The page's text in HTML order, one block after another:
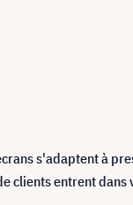
s'adaptent à
clients entrent dans